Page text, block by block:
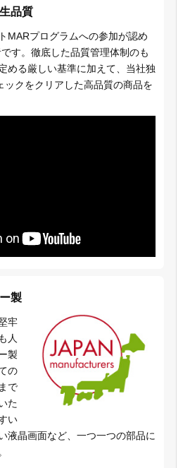
品質
MARプログラムへの参加が認め
す。徹底した品質管理体制のも
める厳しい基準に加えて、当社独
ックをクリアした高品質の商品を
製
牢
人
製
の
で
た
い
液晶画面など、一つ一つの部品に